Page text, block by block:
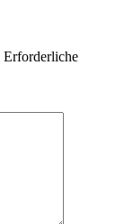
Erforderliche